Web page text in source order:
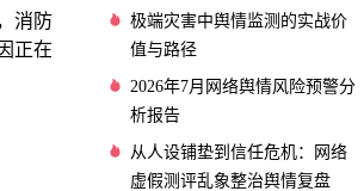
消防
正在
极端灾害中舆情监测的实战价
值与路径
2026年7月网络舆情风险预警分
析报告
从人设铺垫到信任危机：网络
虚假测评乱象整治舆情复盘